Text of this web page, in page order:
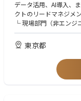
グループウェア:
【使用ツール/技術環境】
Helpfeel Cosense
社内生産性向上に向け
導入後の効果測定。
②業務改革プロジェク
画・構築・展開と業務
③AIドリブンな新規ブ
生成AIを用いた商品企
導入に留まらず、現場
決定スピードと業務
データ活用、AI導入、
クトのリードマネジメ
└ 現場部門（非エンジ
システムや業務フロー
ステークホルダーマネ
└ 要件定義、基本設計
フサイクルを理解し
東京都